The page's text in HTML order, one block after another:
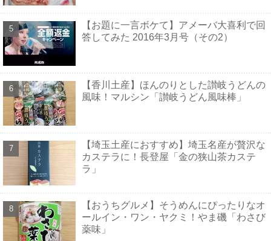
【お題に一言ボケて】アメーバ大喜利で回
答してみた 2016年3月号（その2）
【香川土産】ほんのりとした讃岐うどんの
風味！マルシン「讃岐うどん風味棒」
【埼玉土産におすすめ】埼玉名産が贅沢な
カステラに！長登屋「金の狭山茶カステ
ラ」
【おうちグルメ】そうめんにぴったりなオ
ールイン・ワン・ヤクミ！やま磯「わさび
薬味」